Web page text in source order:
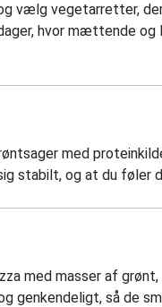
vælg vegetarretter,
hvor mættende
med
stabilt, og at du
med masser af
genkendeligt, så de